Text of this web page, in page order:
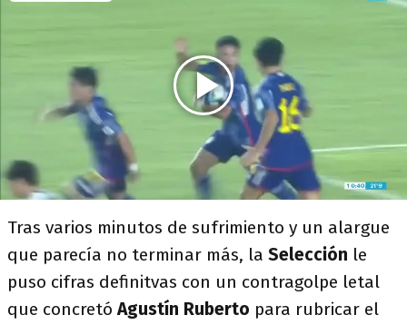
Tras varios minutos de sufrimiento y un alargue
que parecía no terminar más, la Selección le
puso cifras definitvas con un contragolpe letal
que concretóAgustín Ruberto para rubricar el